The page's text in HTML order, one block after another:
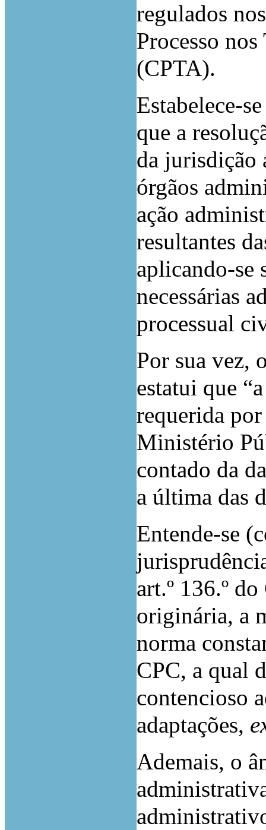
regulados
Processo
(CPTA).
Estabelece-
que a
da jurisdição
órgãos
ação
resultantes
aplicando-se
necessárias
processual
Por sua vez,
estatui que
requerida
Ministério
contado da
a última das
Entende-se
art.º 136.º
originária, a
norma
CPC, a qual
contencioso
adaptações,
Ademais, o